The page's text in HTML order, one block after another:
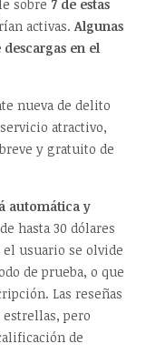
sobre 7 de estas
activas.Algunas
en el
nueva de delito
atractivo,
y gratuito de
automática y
hasta 30 dólares
el usuario se olvide
de prueba, o que
Las reseñas
pero
de